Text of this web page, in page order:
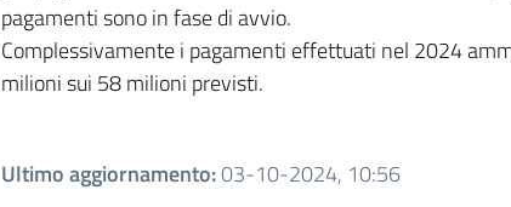
pagamenti sono in fase di avvio.
Complessivamente i pagamenti effettuati nel 2024
milioni sui 58 milioni previsti.
Ultimo aggiornamento:03-10-2024, 10:56